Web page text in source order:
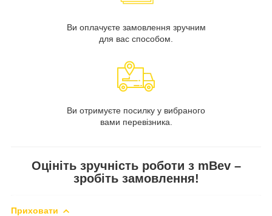
Ви оплачуєте замовлення зручним
для вас способом.
Ви отримуєте посилку у вибраного
вами перевізника.
Оцініть зручність роботи з mBev –
зробіть замовлення!
Приховати